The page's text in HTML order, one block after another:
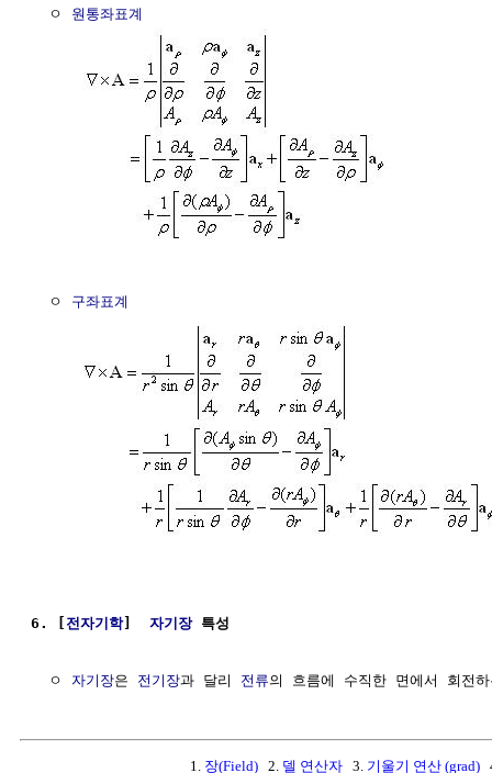
  ㅇ
원통좌표계
  ㅇ
구좌표계
6. [ 전자기학] 자기장 특성
  ㅇ
자기장은 전기장과 달리 전류의 흐름에 수직한 면에서 회전
1. 장(Field) 2. 델 연산자 3. 기울기 연산 (grad)